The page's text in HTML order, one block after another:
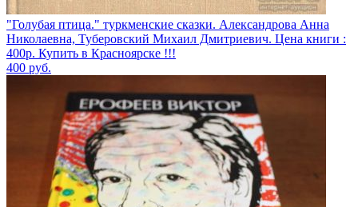
"Голубая птица." туркменские сказки. Александрова Анна
Николаевна, Туберовский Михаил Дмитриевич. Цена книги :
400р. Купить в Красноярске !!!
400 руб.